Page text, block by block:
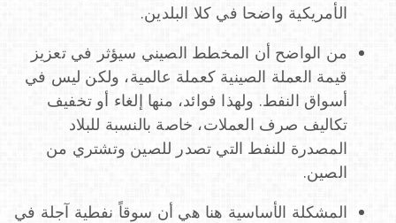
الأمريكية واضحا في كلا البلدين.
من الواضح أن المخطط الصيني سيؤثر في تعزيز
قيمة العملة الصينية كعملة عالمية، ولكن ليس في
أسواق النفط. ولهذا فوائد، منها إلغاء أو تخفيف
تكاليف صرف العملات، خاصة بالنسبة للبلاد
المصدرة للنفط التي تصدر للصين وتشتري من
الصين.
المشكلة الأساسية هنا هي أن سوقاً نفطية آجلة في